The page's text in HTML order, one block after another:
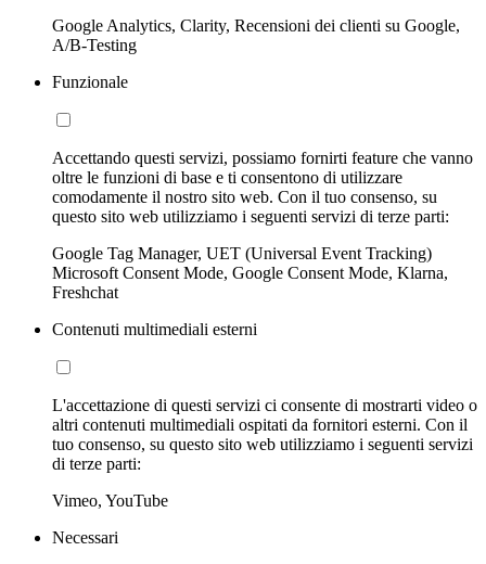
Google Analytics, Clarity, Recensioni dei clienti su Google,
A/B-Testing
Funzionale
Accettando questi servizi, possiamo fornirti feature che vanno
oltre le funzioni di base e ti consentono di utilizzare
comodamente il nostro sito web. Con il tuo consenso, su
questo sito web utilizziamo i seguenti servizi di terze parti:
Google Tag Manager, UET (Universal Event Tracking)
Microsoft Consent Mode, Google Consent Mode, Klarna,
Freshchat
Contenuti multimediali esterni
L'accettazione di questi servizi ci consente di mostrarti video o
altri contenuti multimediali ospitati da fornitori esterni. Con il
tuo consenso, su questo sito web utilizziamo i seguenti servizi
di terze parti:
Vimeo, YouTube
Necessari